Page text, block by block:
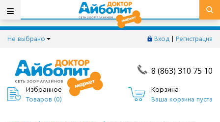
Не выбрано Вход Регистрация
8 (863) 310 75 10
Избранное
Товаров (0)
Корзина
Ваша корзина пуста